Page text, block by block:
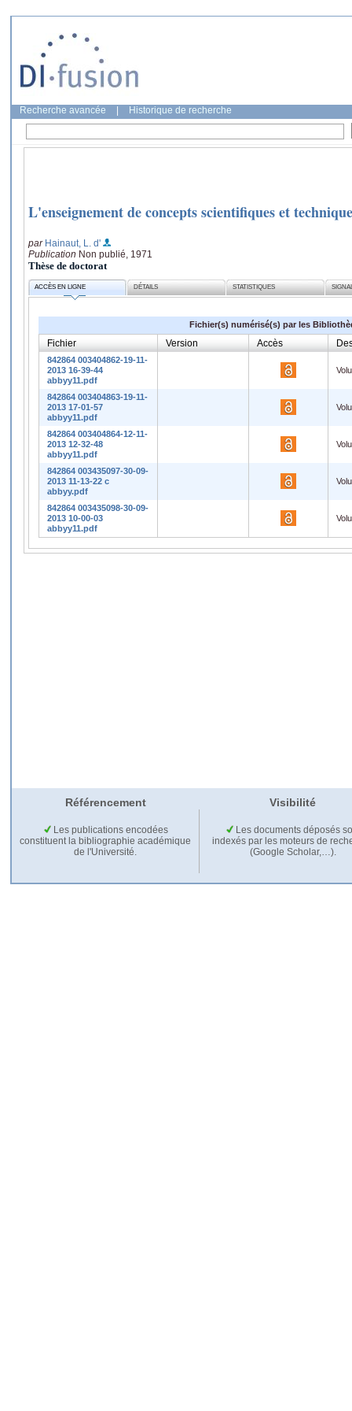
Recherche avancée Historique de recherche
L'enseignement de concepts scientifiques et
par Hainaut, L. d'
Publication Non publié, 1971
Thèse de doctorat
ACCÈS EN LIGNE DÉTAILS STATISTIQUES
Fichier(s) numérisé(s) par les
Fichier Version Accès
842864 003404862-19-11-
2013 16-39-44
abbyy11.pdf
842864 003404863-19-11-
2013 17-01-57
abbyy11.pdf
842864 003404864-12-11-
2013 12-32-48
abbyy11.pdf
842864 003435097-30-09-
2013 11-13-22 c
abbyy.pdf
842864 003435098-30-09-
2013 10-00-03
abbyy11.pdf
Référencement Visibilité
Les publications encodées
constituent la bibliographie académique
de l'Université.
Les documents déposés
indexés par les moteurs de
(Google Scholar,…).